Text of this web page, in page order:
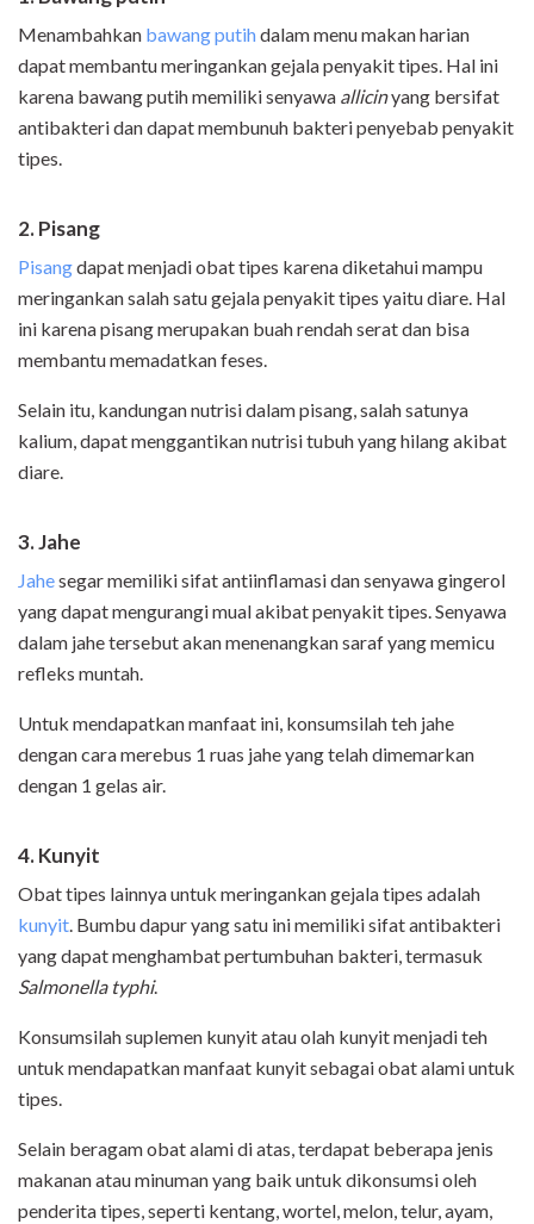
Menambahkan bawang putihdalam menu makan harian
dapat membantu meringankan gejala penyakit tipes. Hal ini
karena bawang putih memiliki senyawa allicinyang bersifat
antibakteri dan dapat membunuh bakteri penyebab penyakit
tipes.
2. Pisang
Pisangdapat menjadi obat tipes karena diketahui mampu
meringankan salah satu gejala penyakit tipes yaitu diare. Hal
ini karena pisang merupakan buah rendah serat dan bisa
membantu memadatkan feses.
Selain itu, kandungan nutrisi dalam pisang, salah satunya
kalium, dapat menggantikan nutrisi tubuh yang hilang akibat
diare.
3.Jahe
Jahesegar memiliki sifat antiinflamasi dan senyawa gingerol
yang dapat mengurangi mual akibat penyakit tipes. Senyawa
dalam jahe tersebut akan menenangkan saraf yang memicu
refleks muntah.
Untuk mendapatkan manfaat ini, konsumsilah teh jahe
dengan cara merebus 1 ruas jahe yang telah dimemarkan
dengan 1 gelas air.
4. Kunyit
Obat tipes lainnya untuk meringankan gejala tipes adalah
kunyit. Bumbu dapur yang satu ini memiliki sifat antibakteri
yang dapat menghambat pertumbuhan bakteri, termasuk
Salmonella typhi.
Konsumsilah suplemen kunyit atau olah kunyit menjadi teh
untuk mendapatkan manfaat kunyit sebagai obat alami untuk
tipes.
Selain beragam obat alami di atas, terdapat beberapa jenis
makanan atau minuman yang baik untuk dikonsumsi oleh
penderita tipes, seperti kentang, wortel, melon, telur, ayam,